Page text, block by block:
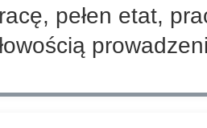
pełen etat,